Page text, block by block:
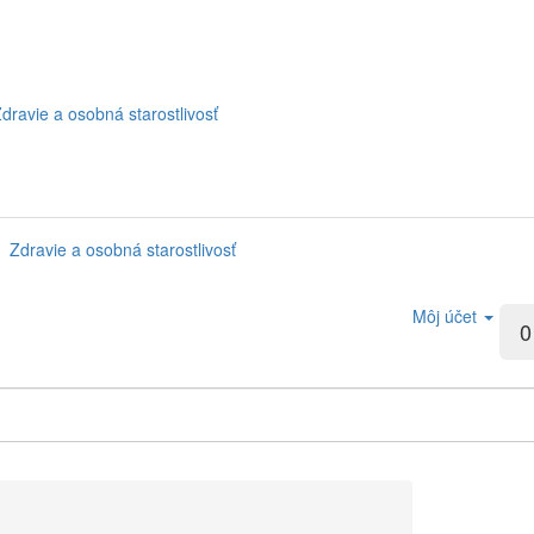
a osobná starostlivosť
Zdravie a osobná starostlivosť
0
Môj účet